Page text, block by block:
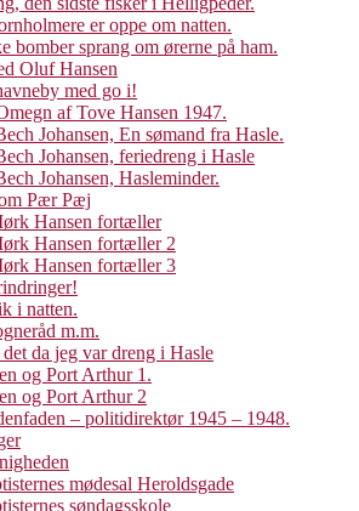
er oppe om natten.
bomber sprang om ørerne på ham.
Oluf Hansen
med go i!
af Tove Hansen 1947.
Johansen, En sømand fra Hasle.
Johansen, feriedreng i Hasle
Johansen, Hasleminder.
Pær Pæj
Hansen fortæller
Hansen fortæller 2
Hansen fortæller 3
i natten.
m.m.
det da jeg var dreng i Hasle
og Port Arthur 1.
og Port Arthur 2
– politidirektør 1945 – 1948.
mødesal Heroldsgade
søndagsskole